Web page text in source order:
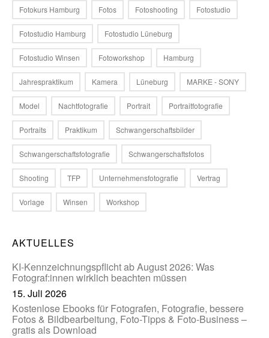
Fotokurs Hamburg Fotos Fotoshooting Fotostudio
Fotostudio Hamburg Fotostudio Lüneburg
Fotostudio Winsen Fotoworkshop Hamburg
Jahrespraktikum Kamera Lüneburg MARKE - SONY
Model Nachtfotografie Portrait Portraitfotografie
Portraits Praktikum Schwangerschaftsbilder
Schwangerschaftsfotografie Schwangerschaftsfotos
Shooting TFP Unternehmensfotografie Vertrag
Vorlage Winsen Workshop
AKTUELLES
KI-Kennzeichnungspflicht ab August 2026: Was
Fotograf:innen wirklich beachten müssen
15. Juli 2026
Kostenlose Ebooks für Fotografen, Fotografie, bessere
Fotos & Bildbearbeitung, Foto-Tipps & Foto-Business –
gratis als Download